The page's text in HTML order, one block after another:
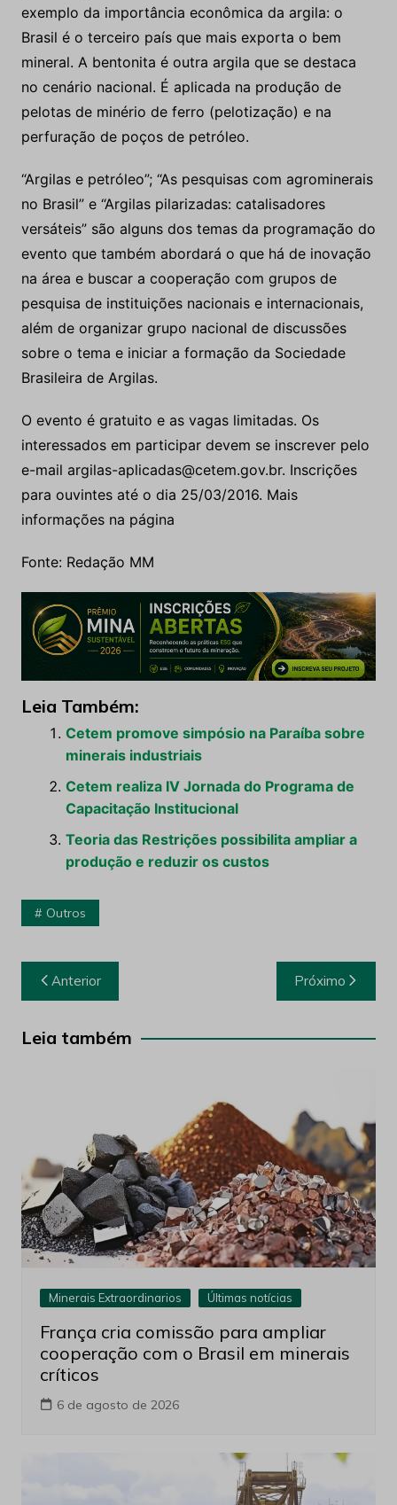
exemplo da importância econômica da argila: o
Brasil é o terceiro país que mais exporta o bem
mineral. A bentonita é outra argila que se destaca
no cenário nacional. É aplicada na produção de
pelotas de minério de ferro (pelotização) e na
perfuração de poços de petróleo.
“Argilas e petróleo”; “As pesquisas com agrominerais
no Brasil” e “Argilas pilarizadas: catalisadores
versáteis” são alguns dos temas da programação do
evento que também abordará o que há de inovação
na área e buscar a cooperação com grupos de
pesquisa de instituições nacionais e internacionais,
além de organizar grupo nacional de discussões
sobre o tema e iniciar a formação da Sociedade
Brasileira de Argilas.
O evento é gratuito e as vagas limitadas. Os
interessados em participar devem se inscrever pelo
e-mail argilas-aplicadas@cetem.gov.br. Inscrições
para ouvintes até o dia 25/03/2016. Mais
informações na página
Fonte: Redação MM
Leia Também:
Cetem promove simpósio na Paraíba sobre
minerais industriais
Cetem realiza IV Jornada do Programa de
Capacitação Institucional
Teoria das Restrições possibilita ampliar a
produção e reduzir os custos
Outros
Navegação
de
Post
Anterior Próximo
Leia também
Minerais Extraordinarios Últimas notícias
França cria comissão para ampliar
cooperação com o Brasil em minerais
críticos
6 de agosto de 2026